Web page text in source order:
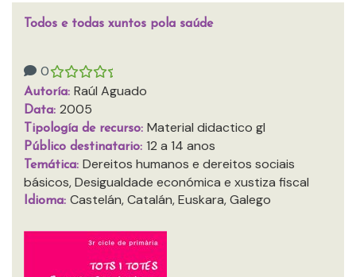
Todos e todas xuntos pola saúde
0
Autoría: Raúl Aguado
Data: 2005
Tipología de recurso: Material didactico gl
Público destinatario: 12 a 14 anos
Temática: Dereitos humanos e dereitos sociais
básicos, Desigualdade económica e xustiza fiscal
Idioma: Castelán, Catalán, Euskara, Galego